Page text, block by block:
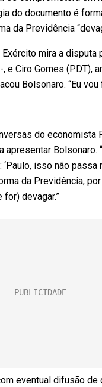
do documento é
da Previdência
mira a disputa
Ciro Gomes (PDT),
Bolsonaro. “Eu vou
do economista
Bolsonaro.
isso não
da Previdência,
devagar.”
eventual difusão